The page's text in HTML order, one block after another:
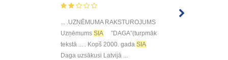
... .UZŅĒMUMA RAKSTUROJUMS
Uzņēmums SIA
”DAGA”(turpmāk
tekstā ... . Kopš 2000. gada SIA
Daga uzsākusi Latvijā ...